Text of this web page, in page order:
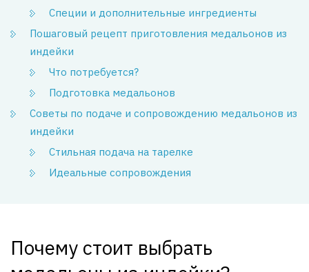
Специи и дополнительные ингредиенты
Пошаговый рецепт приготовления медальонов из
индейки
Что потребуется?
Подготовка медальонов
Советы по подаче и сопровождению медальонов из
индейки
Стильная подача на тарелке
Идеальные сопровождения
Почему стоит выбрать